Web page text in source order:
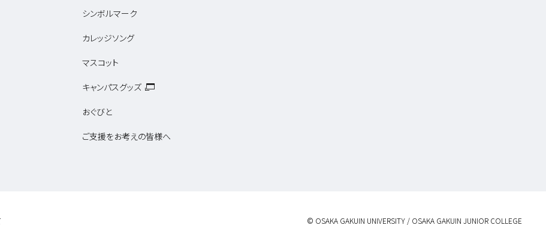
シンボルマーク
カレッジソング
マスコット
キャンパスグッズ
おぐびと
ご支援をお考えの皆様へ
© OSAKA GAKUIN UNIVERSITY / OSAKA GAKUIN JUNIOR COLLEGE